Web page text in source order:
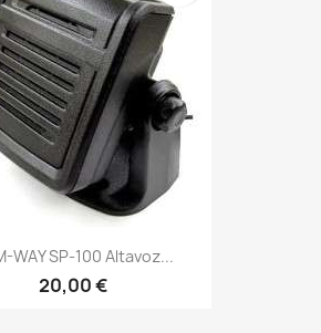
WAY SP-100 Altavoz...
20,00 €